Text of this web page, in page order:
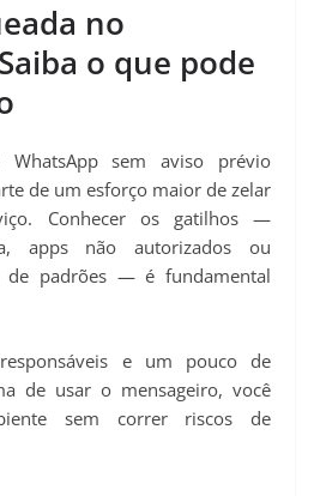
no
o que pode
WhatsApp sem aviso prévio
de um esforço maior de zelar
Conhecer os gatilhos —
apps não autorizados ou
de padrões — é fundamental
e um pouco de
de usar o mensageiro, você
sem correr riscos de